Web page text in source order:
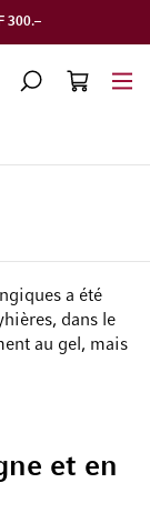
300.–
CHERCHERPANIER
a été
dans le
au gel, mais
et en